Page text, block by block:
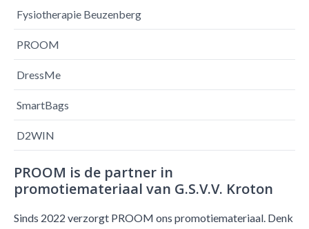
Fysiotherapie Beuzenberg
PROOM
DressMe
SmartBags
D2WIN
PROOM is de partner in
promotiemateriaal van G.S.V.V. Kroton
Sinds 2022 verzorgt PROOM ons promotiemateriaal. Denk